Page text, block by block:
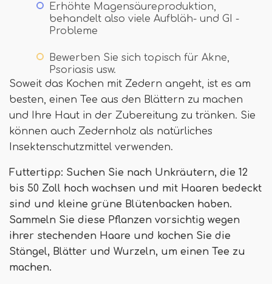
Erhöhte Magensäureproduktion,
behandelt also viele Aufbläh- und GI -
Probleme
Bewerben Sie sich topisch für Akne,
Psoriasis usw.
Soweit das Kochen mit Zedern angeht, ist es am
besten, einen Tee aus den Blättern zu machen
und Ihre Haut in der Zubereitung zu tränken. Sie
können auch Zedernholz als natürliches
Insektenschutzmittel verwenden.
Futtertipp: Suchen Sie nach Unkräutern, die 12
bis 50 Zoll hoch wachsen und mit Haaren bedeckt
sind und kleine grüne Blütenbacken haben.
Sammeln Sie diese Pflanzen vorsichtig wegen
ihrer stechenden Haare und kochen Sie die
Stängel, Blätter und Wurzeln, um einen Tee zu
machen.